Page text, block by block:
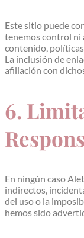
Este sitio puede
tenemos control ni
contenido,
La inclusión de
afiliación con
6.
En ningún caso
indirectos,
del uso o la
hemos sido